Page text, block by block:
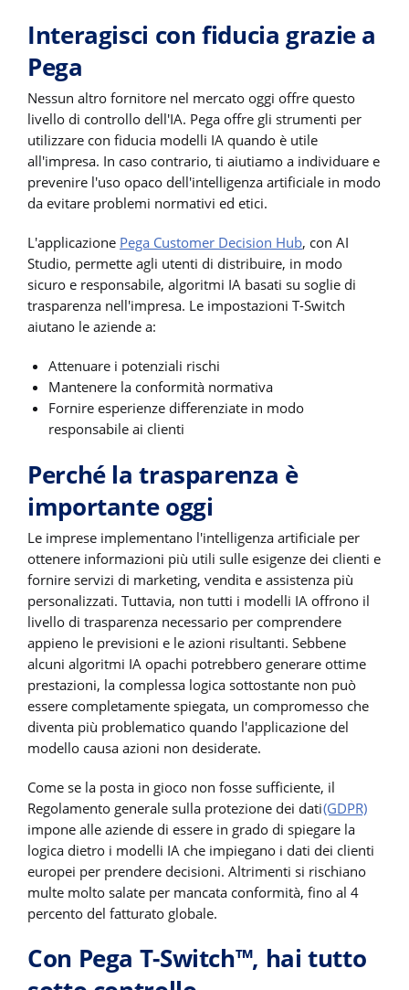
Interagisci con fiducia grazie a
Pega
Nessun altro fornitore nel mercato oggi offre questo
livello di controllo dell'IA. Pega offre gli strumenti per
utilizzare con fiducia modelli IA quando è utile
all'impresa. In caso contrario, ti aiutiamo a individuare e
prevenire l'uso opaco dell'intelligenza artificiale in modo
da evitare problemi normativi ed etici.
L'applicazione Pega Customer Decision Hub, con AI
Studio, permette agli utenti di distribuire, in modo
sicuro e responsabile, algoritmi IA basati su soglie di
trasparenza nell'impresa. Le impostazioni T-Switch
aiutano le aziende a:
Attenuare i potenziali rischi
Mantenere la conformità normativa
Fornire esperienze differenziate in modo
responsabile ai clienti
Perché la trasparenza è
importante oggi
Le imprese implementano l'intelligenza artificiale per
ottenere informazioni più utili sulle esigenze dei clienti e
fornire servizi di marketing, vendita e assistenza più
personalizzati. Tuttavia, non tutti i modelli IA offrono il
livello di trasparenza necessario per comprendere
appieno le previsioni e le azioni risultanti. Sebbene
alcuni algoritmi IA opachi potrebbero generare ottime
prestazioni, la complessa logica sottostante non può
essere completamente spiegata, un compromesso che
diventa più problematico quando l'applicazione del
modello causa azioni non desiderate.
Come se la posta in gioco non fosse sufficiente, il
Regolamento generale sulla protezione dei dati(GDPR)
impone alle aziende di essere in grado di spiegare la
logica dietro i modelli IA che impiegano i dati dei clienti
europei per prendere decisioni. Altrimenti si rischiano
multe molto salate per mancata conformità, fino al 4
percento del fatturato globale.
Con Pega T-Switch™, hai tutto